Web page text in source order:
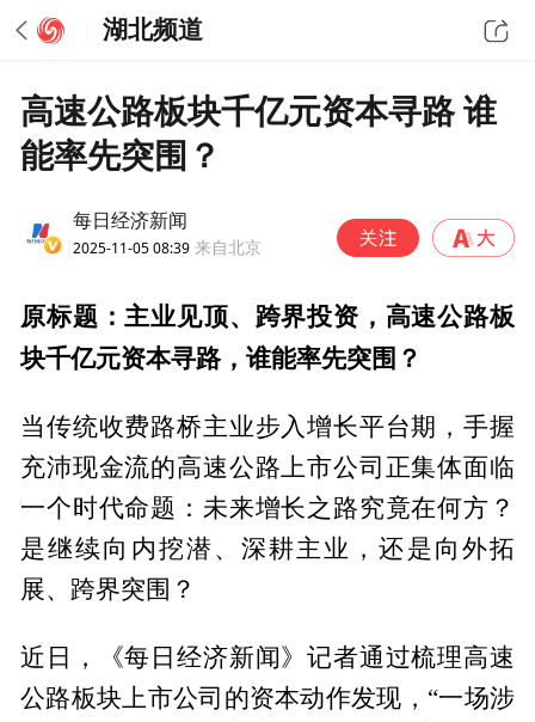
湖北频道
高速公路板块千亿元资本寻路 谁
能率先突围？
每日经济新闻
2025-11-05 08:39 来自北京
原标题：主业见顶、跨界投资，高速公路板
块千亿元资本寻路，谁能率先突围？
当传统收费路桥主业步入增长平台期，手握
充沛现金流的高速公路上市公司正集体面临
一个时代命题：未来增长之路究竟在何方？
是继续向内挖潜、深耕主业，还是向外拓
展、跨界突围？
近日，《每日经济新闻》记者通过梳理高速
公路板块上市公司的资本动作发现，“一场涉